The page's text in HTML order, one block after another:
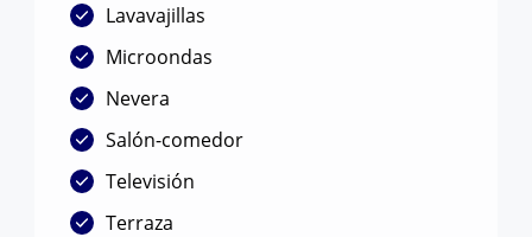
Lavavajillas
Microondas
Nevera
Salón-comedor
Televisión
Terraza